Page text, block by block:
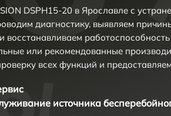
DSPH15-20 в Ярославле с
диагностику, выявляем
восстанавливаем работоспособность
или рекомендованные
всех функций и
источника